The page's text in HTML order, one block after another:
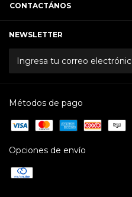
CONTACTÁNOS
NEWSLETTER
Métodos de pago
Opciones de envío